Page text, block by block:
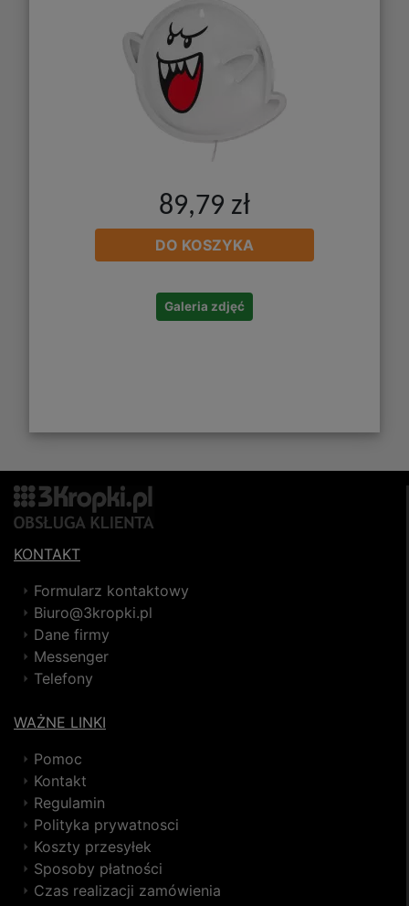
89,79 zł
DO KOSZYKA
Galeria zdjęć
KONTAKT
Formularz kontaktowy
Biuro@3kropki.pl
Dane firmy
Messenger
Telefony
WAŻNE LINKI
Pomoc
Kontakt
Regulamin
Polityka prywatnosci
Koszty przesyłek
Sposoby płatności
Czas realizacji zamówienia